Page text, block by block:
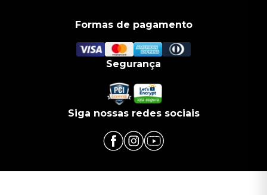
Formas de pagamento
Segurança
Siga nossas redes sociais